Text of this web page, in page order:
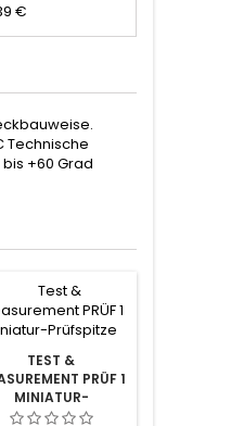
€
Technische
+60 Grad
TEST &
PRÜF 1
MINIATUR-
PRÜFSPITZE